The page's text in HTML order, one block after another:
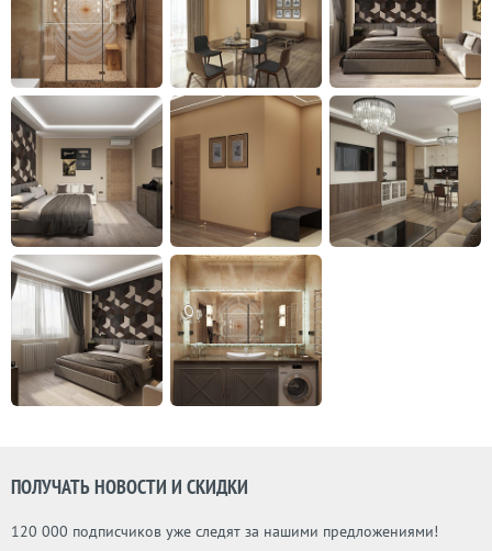
ПОЛУЧАТЬ НОВОСТИ И СКИДКИ
120 000 подписчиков уже следят за нашими предложениями!